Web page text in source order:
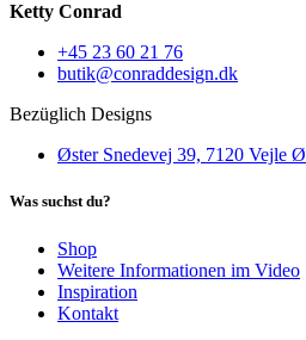
Ketty Conrad
+45 23 60 21 76
butik@conraddesign.dk
Bezüglich Designs
Øster Snedevej 39, 7120 Vejle Ø
Was suchst du?
Shop
Weitere Informationen im Video
Inspiration
Kontakt